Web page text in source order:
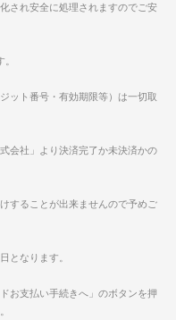
され安全に処理されますのでご安
ット番号・有効期限等）は一切取
会社」より決済完了か未決済かの
することが出来ませんので予めご
となります。
お支払い手続きへ」のボタンを押